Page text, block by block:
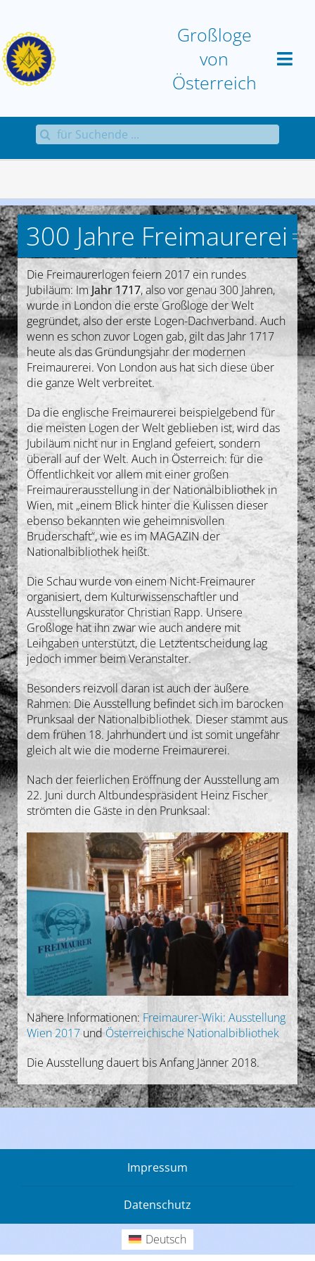
springen
Großloge
von
Österreich
Home
Aktuell
Sammlungen
Antworten
Gedanken
Deutsch
Suche
nach:
300 Jahre Freimaurerei
Die Freimaurerlogen feiern 2017 ein rundes
Jubiläum: Im Jahr 1717, also vor genau 300 Jahren,
wurde in London die erste Großloge der Welt
gegründet, also der erste Logen-Dachverband. Auch
wenn es schon zuvor Logen gab, gilt das Jahr 1717
heute als das Gründungsjahr der modernen
Freimaurerei. Von London aus hat sich diese über
die ganze Welt verbreitet.
Da die englische Freimaurerei beispielgebend für
die meisten Logen der Welt geblieben ist, wird das
Jubiläum nicht nur in England gefeiert, sondern
überall auf der Welt. Auch in Österreich: für die
Öffentlichkeit vor allem mit einer großen
Freimaurerausstellung in der Nationalbibliothek in
Wien, mit „einem Blick hinter die Kulissen dieser
ebenso bekannten wie geheimnisvollen
Bruderschaft“, wie es im MAGAZIN der
Nationalbibliothek heißt.
Die Schau wurde von einem Nicht-Freimaurer
organisiert, dem Kulturwissenschaftler und
Ausstellungskurator Christian Rapp. Unsere
Großloge hat ihn zwar wie auch andere mit
Leihgaben unterstützt, die Letztentscheidung lag
jedoch immer beim Veranstalter.
Besonders reizvoll daran ist auch der äußere
Rahmen: Die Ausstellung befindet sich im barocken
Prunksaal der Nationalbibliothek. Dieser stammt aus
dem frühen 18. Jahrhundert und ist somit ungefähr
gleich alt wie die moderne Freimaurerei.
Nach der feierlichen Eröffnung der Ausstellung am
22. Juni durch Altbundespräsident Heinz Fischer
strömten die Gäste in den Prunksaal:
Nähere Informationen: Freimaurer-Wiki: Ausstellung
Wien 2017undÖsterreichische Nationalbibliothek
Die Ausstellung dauert bis Anfang Jänner 2018.
Impressum
Datenschutz
Deutsch